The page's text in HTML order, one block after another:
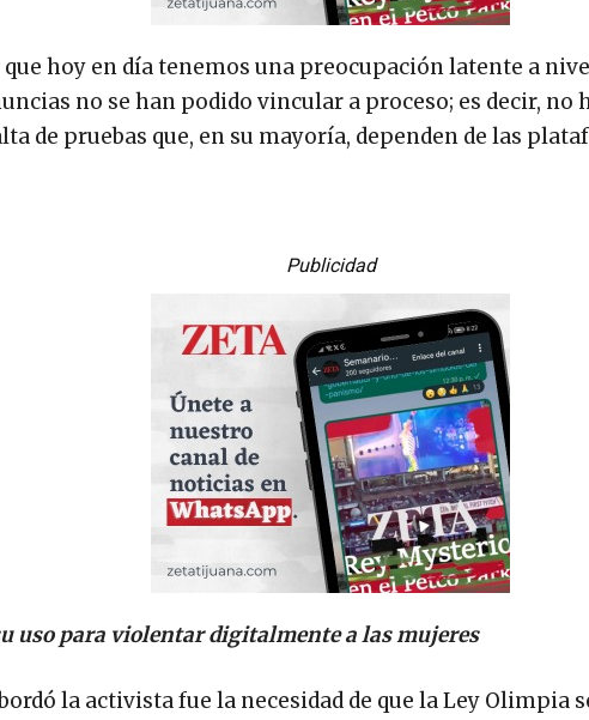
hoy en día tenemos una preocupación latente a
no se han podido vincular a proceso; es decir,
de pruebas que, en su mayoría, dependen de las
Publicidad
uso para violentar digitalmente a las mujeres
la activista fue la necesidad de que la Ley Olimpia